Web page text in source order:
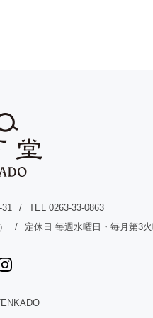
TEL 0263-33-0863
定休日 毎週水曜日・毎月第3